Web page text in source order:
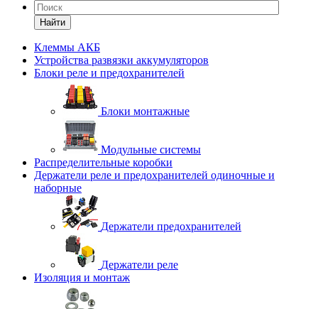
Найти
Клеммы АКБ
Устройства развязки аккумуляторов
Блоки реле и предохранителей
Блоки монтажные
Модульные системы
Распределительные коробки
Держатели реле и предохранителей одиночные и
наборные
Держатели предохранителей
Держатели реле
Изоляция и монтаж